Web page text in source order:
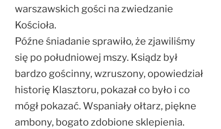
warszawskich gości na zwiedzanie
Kościoła.
Późne śniadanie sprawiło, że zjawiliśmy
się po południowej mszy. Ksiądz był
bardzo gościnny, wzruszony, opowiedział
historię Klasztoru, pokazał co było i co
mógł pokazać. Wspaniały ołtarz, piękne
ambony, bogato zdobione sklepienia.